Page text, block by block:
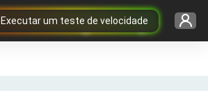
Executar um teste de velocidade